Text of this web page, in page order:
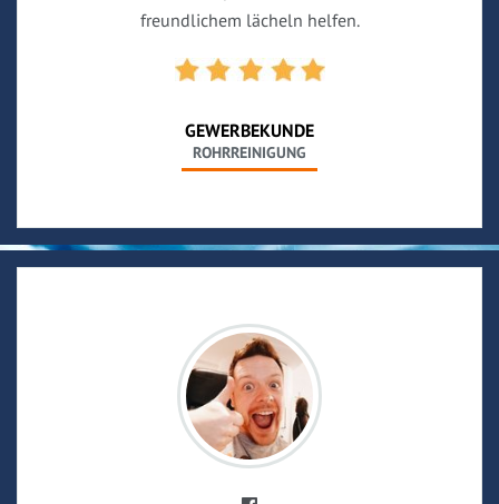
freundlichem lächeln helfen.
GEWERBEKUNDE
ROHRREINIGUNG